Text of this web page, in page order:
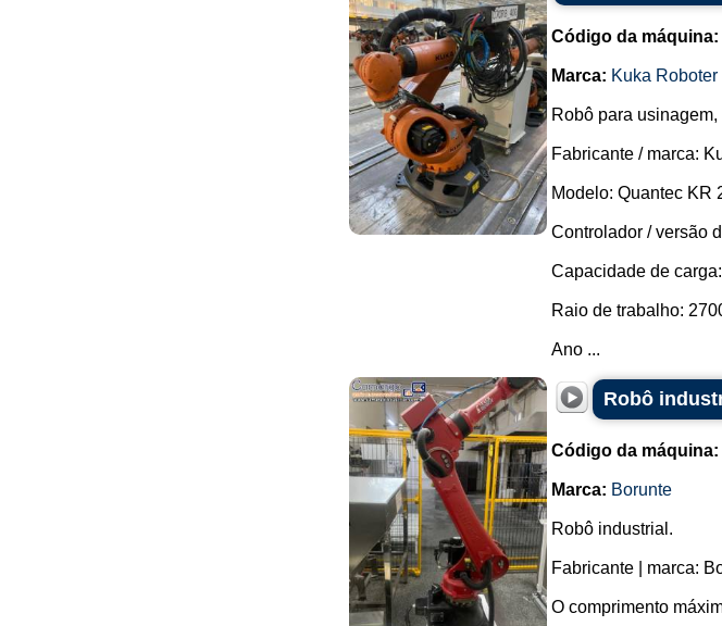
Código da máquina:
Marca: Kuka Roboter
Robô para
Fabricante / marca:
Modelo: Quantec KR
Controlador / versão
Capacidade de
Raio de trabalho:
Ano ...
Robô
Código da máquina:
Marca: Borunte
Robô industrial.
Fabricante | marca:
O comprimento